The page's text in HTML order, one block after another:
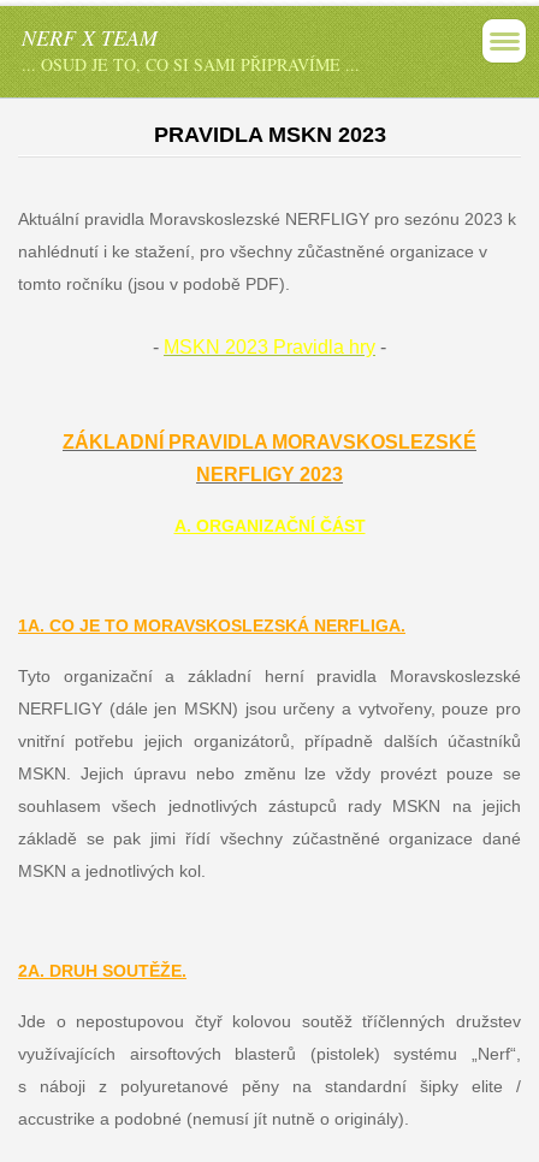
NERF X TEAM
... OSUD JE TO, CO SI SAMI PŘIPRAVÍME ...
PRAVIDLA MSKN 2023
Aktuální pravidla Moravskoslezské NERFLIGY pro sezónu 2023 k
nahlédnutí i ke stažení, pro všechny zůčastněné organizace v
tomto ročníku (jsou v podobě PDF).
- MSKN 2023 Pravidla hry -
ZÁKLADNÍ PRAVIDLA MORAVSKOSLEZSKÉ
NERFLIGY 2023
A. ORGANIZAČNÍ ČÁST
1A. CO JE TO MORAVSKOSLEZSKÁ NERFLIGA.
Tyto organizační a základní herní pravidla Moravskoslezské
NERFLIGY (dále jen MSKN) jsou určeny a vytvořeny, pouze pro
vnitřní potřebu jejich organizátorů, případně dalších účastníků
MSKN. Jejich úpravu nebo změnu lze vždy provézt pouze se
souhlasem všech jednotlivých zástupců rady MSKN na jejich
základě se pak jimi řídí všechny zúčastněné organizace dané
MSKN a jednotlivých kol.
2A. DRUH SOUTĚŽE.
Jde o nepostupovou čtyř kolovou soutěž tříčlenných družstev
využívajících airsoftových blasterů (pistolek) systému „Nerf“,
s náboji z polyuretanové pěny na standardní šipky elite /
accustrike a podobné (nemusí jít nutně o originály).